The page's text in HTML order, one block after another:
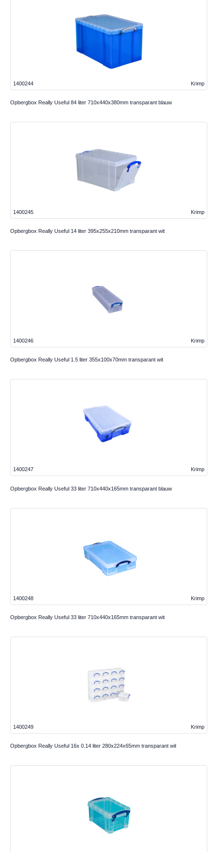
Krimp
1400244
Opbergbox Really Useful 84 liter 710x440x380mm transparant blauw
Krimp
1400245
Opbergbox Really Useful 14 liter 395x255x210mm transparant wit
Krimp
1400246
Opbergbox Really Useful 1.5 liter 355x100x70mm transparant wit
Krimp
1400247
Opbergbox Really Useful 33 liter 710x440x165mm transparant blauw
Krimp
1400248
Opbergbox Really Useful 33 liter 710x440x165mm transparant wit
Krimp
1400249
Opbergbox Really Useful 16x 0.14 liter 280x224x65mm transparant wit